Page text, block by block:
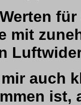
mit
auch
ist,